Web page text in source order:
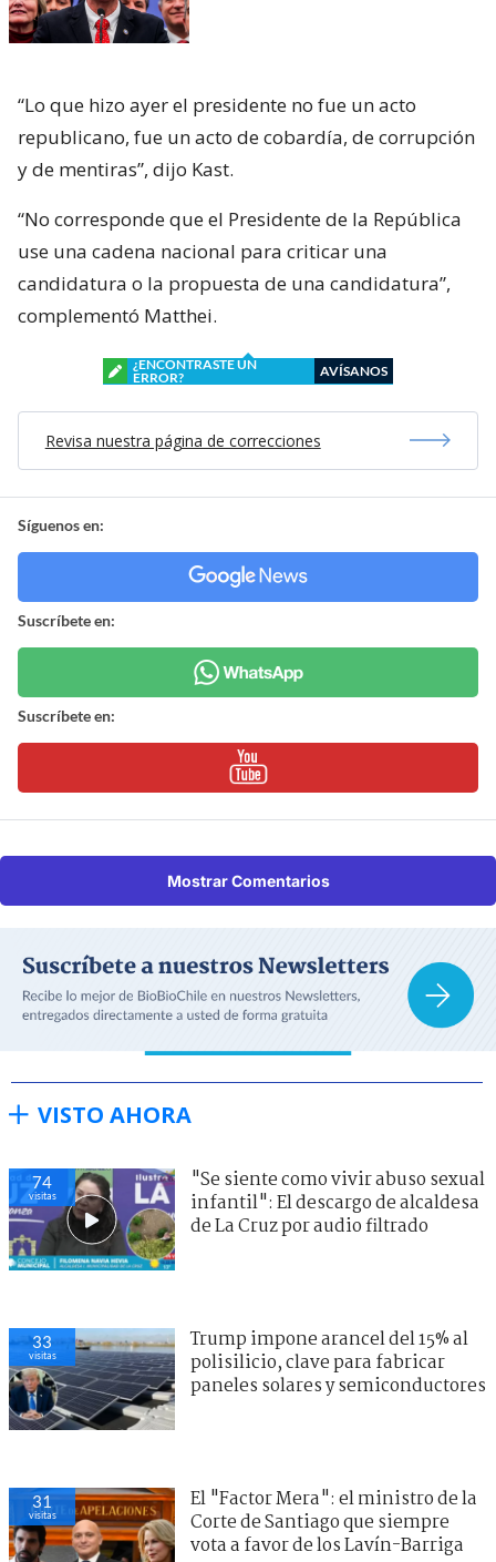
“Lo que hizo ayer el presidente no fue un acto
republicano, fue un acto de cobardía, de corrupción
y de mentiras”, dijo Kast.
“No corresponde que el Presidente de la República
use una cadena nacional para criticar una
candidatura o la propuesta de una candidatura”,
complementó Matthei.
¿ENCONTRASTE UN
ERROR?
AVÍSANOS
Revisa nuestra página de correcciones
Síguenos en:
Suscríbete en:
Suscríbete en:
Mostrar Comentarios
VISTO AHORA
74
visitas
"Se siente como vivir abuso sexual
infantil": El descargo de alcaldesa
de La Cruz por audio filtrado
33
visitas
Trump impone arancel del 15% al
polisilicio, clave para fabricar
paneles solares y semiconductores
31
visitas
El "Factor Mera": el ministro de la
Corte de Santiago que siempre
vota a favor de los Lavín-Barriga